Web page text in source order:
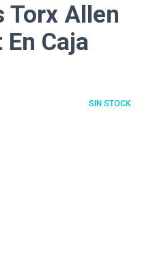
Torx Allen
Caja
SIN STOCK